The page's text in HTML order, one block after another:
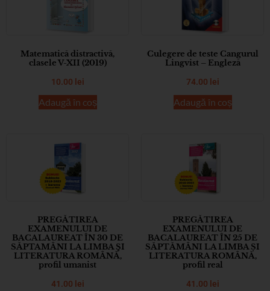
Matematică distractivă,
clasele V-XII (2019)
10.00 lei
Adaugă în coș
Culegere de teste Cangurul
Lingvist – Engleză
74.00 lei
Adaugă în coș
PREGĂTIREA
EXAMENULUI DE
BACALAUREAT ÎN 30 DE
SĂPTAMÂNI LA LIMBA ŞI
LITERATURA ROMÂNĂ,
profil umanist
41.00 lei
PREGĂTIREA
EXAMENULUI DE
BACALAUREAT ÎN 25 DE
SĂPTĂMÂNI LA LIMBA ȘI
LITERATURA ROMÂNĂ,
profil real
41.00 lei